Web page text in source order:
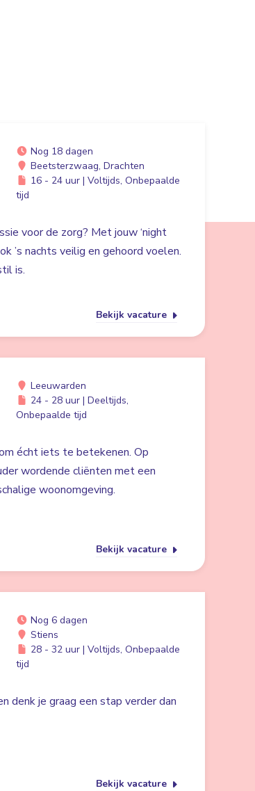
Nog 18 dagen
Beetsterzwaag, Drachten
16 - 24 uur | Voltijds, Onbepaalde
tijd
voor de zorg? Met jouw ‘night
’s nachts veilig en gehoord voelen.
is.
Bekijk vacature
Leeuwarden
24 - 28 uur | Deeltijds,
Onbepaalde tijd
écht iets te betekenen. Op
wordende cliënten met een
woonomgeving.
Bekijk vacature
Nog 6 dagen
Stiens
28 - 32 uur | Voltijds, Onbepaalde
tijd
denk je graag een stap verder dan
Bekijk vacature